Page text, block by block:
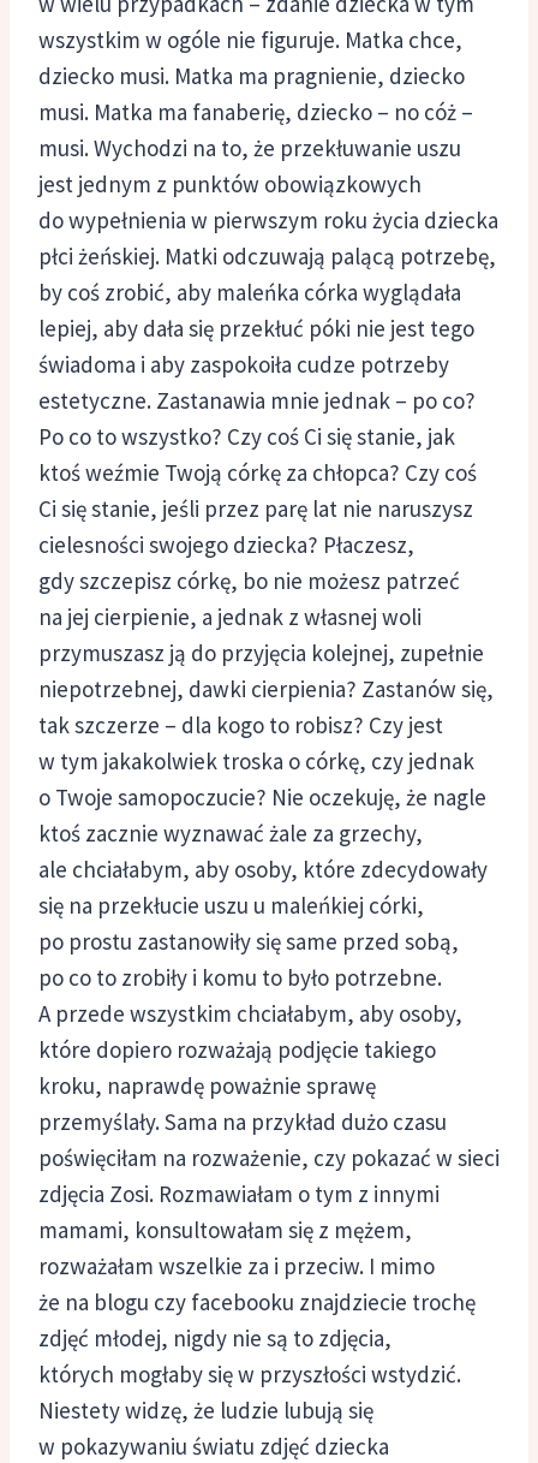
wszystkim w ogóle nie figuruje. Matka chce,
dziecko musi. Matka ma pragnienie, dziecko
musi. Matka ma fanaberię, dziecko – no cóż –
musi. Wychodzi na to, że przekłuwanie uszu
jest jednym z punktów obowiązkowych
do wypełnienia w pierwszym roku życia dziecka
płci żeńskiej. Matki odczuwają palącą potrzebę,
by coś zrobić, aby maleńka córka wyglądała
lepiej, aby dała się przekłuć póki nie jest tego
świadoma i aby zaspokoiła cudze potrzeby
estetyczne. Zastanawia mnie jednak – po co?
Po co to wszystko? Czy coś Ci się stanie, jak
ktoś weźmie Twoją córkę za chłopca? Czy coś
Ci się stanie, jeśli przez parę lat nie naruszysz
cielesności swojego dziecka? Płaczesz,
gdy szczepisz córkę, bo nie możesz patrzeć
na jej cierpienie, a jednak z własnej woli
przymuszasz ją do przyjęcia kolejnej, zupełnie
niepotrzebnej, dawki cierpienia? Zastanów się,
tak szczerze – dla kogo to robisz? Czy jest
w tym jakakolwiek troska o córkę, czy jednak
o Twoje samopoczucie? Nie oczekuję, że nagle
ktoś zacznie wyznawać żale za grzechy,
ale chciałabym, aby osoby, które zdecydowały
się na przekłucie uszu u maleńkiej córki,
po prostu zastanowiły się same przed sobą,
po co to zrobiły i komu to było potrzebne.
A przede wszystkim chciałabym, aby osoby,
które dopiero rozważają podjęcie takiego
kroku, naprawdę poważnie sprawę
przemyślały. Sama na przykład dużo czasu
poświęciłam na rozważenie, czy pokazać w sieci
zdjęcia Zosi. Rozmawiałam o tym z innymi
mamami, konsultowałam się z mężem,
rozważałam wszelkie za i przeciw. I mimo
że na blogu czy facebooku znajdziecie trochę
zdjęć młodej, nigdy nie są to zdjęcia,
których mogłaby się w przyszłości wstydzić.
Niestety widzę, że ludzie lubują się
w pokazywaniu światu zdjęć dziecka